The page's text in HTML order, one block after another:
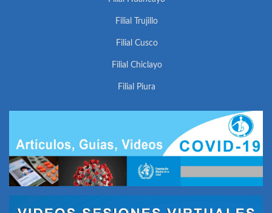
Filial Trujillo
Filial Cusco
Filial Chiclayo
Filial Piura